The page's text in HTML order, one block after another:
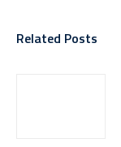
Related Posts